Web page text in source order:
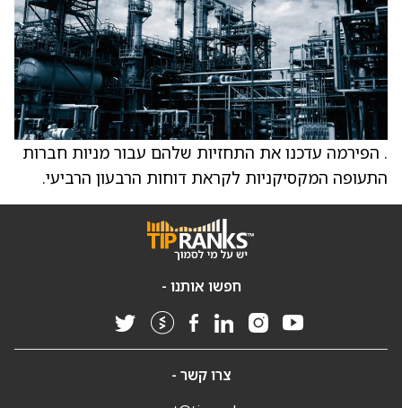
. הפירמה עדכנו את התחזיות שלהם עבור מניות חברות
התעופה המקסיקניות לקראת דוחות הרבעון הרביעי.
חפשו אותנו -
צרו קשר -